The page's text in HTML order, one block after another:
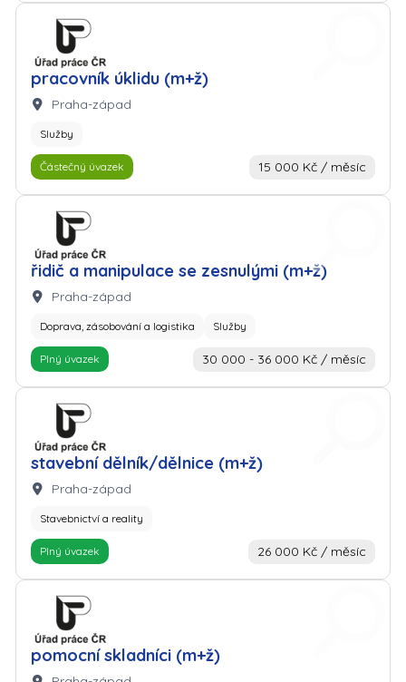
pracovník úklidu (m+ž)
Zaměstnavatel: Úřad práce
Lokalita:
Praha-západ
Služby
Částečný úvazek 15 000 Kč / měsíc
řidič a manipulace se zesnulými (m+ž)
Zaměstnavatel: Úřad práce
Lokalita:
Praha-západ
Doprava, zásobování a logistika Služby
Plný úvazek 30 000 - 36 000 Kč / měsíc
stavební dělník/dělnice (m+ž)
Zaměstnavatel: Úřad práce
Lokalita:
Praha-západ
Stavebnictví a reality
Plný úvazek 26 000 Kč / měsíc
pomocní skladníci (m+ž)
Zaměstnavatel: Úřad práce